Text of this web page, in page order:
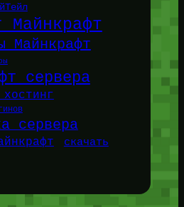
Майнкрафт
Майнкрафт
сервера
сервера
скачать